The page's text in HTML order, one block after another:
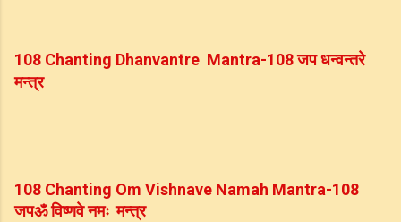
108 Chanting Dhanvantre  Mantra-108 जपधन्वन्तरे
मन्त्र
108
जपॐ विष्णवे नमः मन्त्र